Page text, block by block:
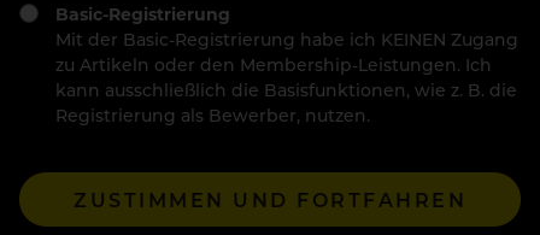
Basic-Registrierung
Mit der Basic-Registrierung habe ich KEINEN Zugang
zu Artikeln oder den Membership-Leistungen. Ich
kann ausschließlich die Basisfunktionen, wie z. B. die
Registrierung als Bewerber, nutzen.
ZUSTIMMEN UND FORTFAHREN